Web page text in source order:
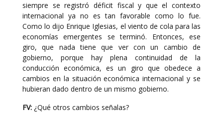
siempre se registró déficit fiscal y que el contexto
internacional ya no es tan favorable como lo fue.
Como lo dijo Enrique Iglesias, el viento de cola para las
economías emergentes se terminó. Entonces, ese
giro, que nada tiene que ver con un cambio de
gobierno, porque hay plena continuidad de la
conducción económica, es un giro que obedece a
cambios en la situación económica internacional y se
hubieran dado dentro de un mismo gobierno.
FV: ¿Qué otros cambios señalas?